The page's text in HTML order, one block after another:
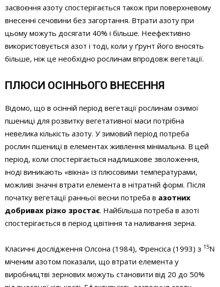
засвоєння азоту спостерігається також при поверхневому
внесенні сечовини без загортання. Втрати азоту при
цьому можуть досягати 40% і більше. Неефективно
використовується азот і тоді, коли у ґрунт його вносять
більше, ніж це необхідно рослинам впродовж вегетації.
ПЛЮСИ ОСІННЬОГО ВНЕСЕННЯ
Відомо, що в осінній період вегетації рослинам озимої
пшениці для розвитку вегетативної маси потрібна
невелика кількість азоту. У зимовий період потреба
рослин пшениці в елементах живлення мінімальна. В цей
період, коли спостерігається надлишкове зволоження,
іноді виникають «вікна» із плюсовими температурами,
можливі значні втрати елемента в нітратній формі. Після
початку вегетації ранньої весни потреба в азотних
добривах різко зростає. Найбільша потреба в азоті
спостерігається в період цвітіння та наливання зерна.
Класичні дослідження Олсона (1984), Френсіса (1993) з 15N
міченим азотом показали, що втрати елемента у
виробництві зернових можуть становити від 20 до 50%